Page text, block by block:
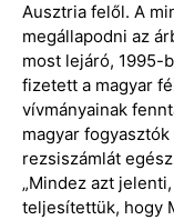
Ausztria felől. A
megállapodni az
most lejáró, 1995-
fizetett a magyar
vívmányainak
magyar
rezsiszámlát
„Mindez azt
teljesítettük, hogy